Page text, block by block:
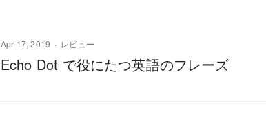
Apr 17, 2019 レビュー
Echo Dot で役にたつ英語のフレーズ